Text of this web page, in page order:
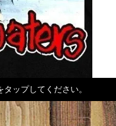
ップしてください。